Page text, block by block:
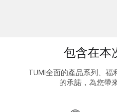
包含在本
TUMI全面的產品系列、福
的承諾，為您帶